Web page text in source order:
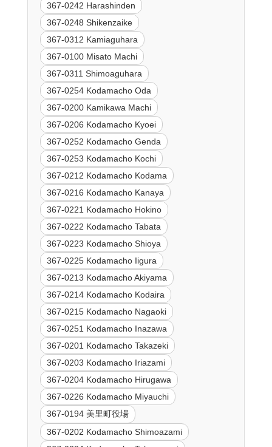
367-0242 Harashinden
367-0248 Shikenzaike
367-0312 Kamiaguhara
367-0100 Misato Machi
367-0311 Shimoaguhara
367-0254 Kodamacho Oda
367-0200 Kamikawa Machi
367-0206 Kodamacho Kyoei
367-0252 Kodamacho Genda
367-0253 Kodamacho Kochi
367-0212 Kodamacho Kodama
367-0216 Kodamacho Kanaya
367-0221 Kodamacho Hokino
367-0222 Kodamacho Tabata
367-0223 Kodamacho Shioya
367-0225 Kodamacho Iigura
367-0213 Kodamacho Akiyama
367-0214 Kodamacho Kodaira
367-0215 Kodamacho Nagaoki
367-0251 Kodamacho Inazawa
367-0201 Kodamacho Takazeki
367-0203 Kodamacho Iriazami
367-0204 Kodamacho Hirugawa
367-0226 Kodamacho Miyauchi
367-0194 美里町役場
367-0202 Kodamacho Shimoazami